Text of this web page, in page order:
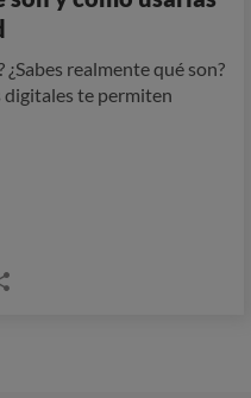
¿Sabes realmente qué son?
digitales te permiten